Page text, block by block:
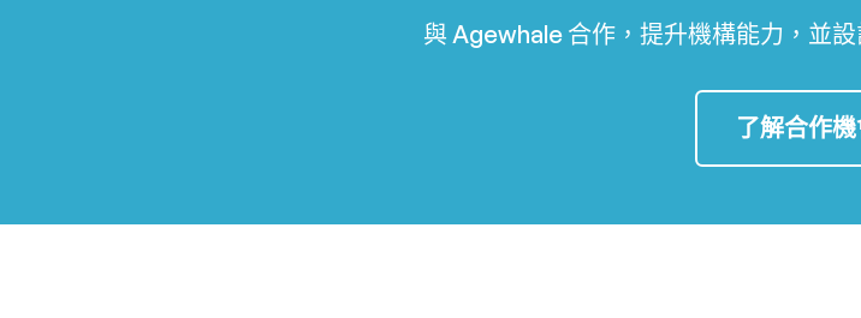
與 Agewhale 合作，提升機構能力，並
了解合作